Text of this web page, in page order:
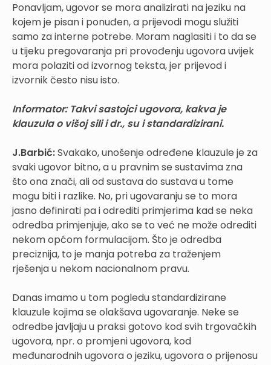
Ponavljam, ugovor se mora analizirati na jeziku na
kojem je pisan i ponuđen, a prijevodi mogu služiti
samo za interne potrebe. Moram naglasiti i to da se
u tijeku pregovaranja pri provođenju ugovora uvijek
mora polaziti od izvornog teksta, jer prijevod i
izvornik često nisu isto.
Informator: Takvi sastojci ugovora, kakva je
klauzula o višoj sili i dr., su i standardizirani.
J.Barbić:Svakako, unošenje određene klauzule je za
svaki ugovor bitno, a u pravnim se sustavima zna
što ona znači, ali od sustava do sustava u tome
mogu biti i razlike. No, pri ugovaranju se to mora
jasno definirati pa i odrediti primjerima kad se neka
odredba primjenjuje, ako se to već ne može odrediti
nekom općom formulacijom. Što je odredba
preciznija, to je manja potreba za traženjem
rješenja u nekom nacionalnom pravu.
Danas imamo u tom pogledu standardizirane
klauzule kojima se olakšava ugovaranje. Neke se
odredbe javljaju u praksi gotovo kod svih trgovačkih
ugovora, npr. o promjeni ugovora, kod
međunarodnih ugovora o jeziku, ugovora o prijenosu